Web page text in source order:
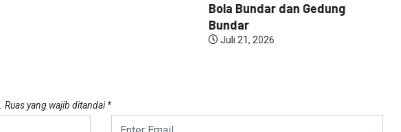
Bola Bundar dan Gedung
Bundar
Juli 21, 2026
Ruas yang wajib ditandai*